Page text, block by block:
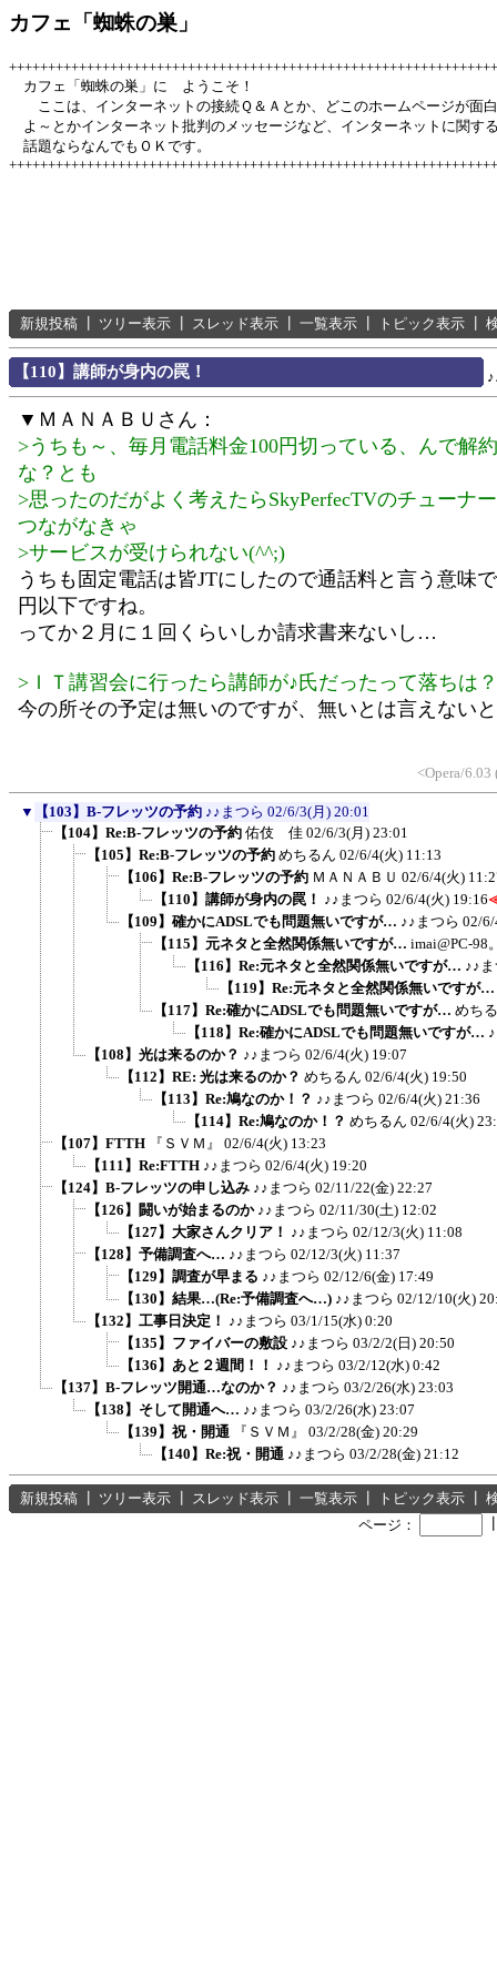
カフェ「蜘蛛の巣」
カフェ「蜘蛛の巣」に ようこそ！
ここは、インターネットの接続Ｑ＆Ａとか、どこのホームページが面
よ～とかインターネット批判のメッセージなど、インターネットに関す
話題ならなんでもＯＫです。
新規投稿 ツリー表示 スレッド表示 一覧表示 トピック表示
【110】講師が身内の罠！
▼ＭＡＮＡＢＵさん：
>うちも～、毎月電話料金100円切っている、んで解
な？とも
>思ったのだがよく考えたらSkyPerfecTVのチューナ
つながなきゃ
>サービスが受けられない(^^;)
うちも固定電話は皆JTにしたので通話料と言う意味
円以下ですね。
ってか２月に１回くらいしか請求書来ないし…
>ＩＴ講習会に行ったら講師が♪氏だったって落ちは？
今の所その予定は無いのですが、無いとは言えない
<Opera/
▼ 【103】B-フレッツの予約 ♪♪まつら 02/6/3(月) 20:01
【104】Re:B-フレッツの予約 佑伎 佳 02/6/3(月) 23:01
【105】Re:B-フレッツの予約 めちるん 02/6/4(火) 11:13
【106】Re:B-フレッツの予約 ＭＡＮＡＢＵ 02/6/4(火)
【110】講師が身内の罠！ ♪♪まつら 02/6/4(火) 19:16
【109】確かにADSLでも問題無いですが… ♪♪まつら 02/
【115】元ネタと全然関係無いですが… imai@PC-98
【116】Re:元ネタと全然関係無いですが… ♪♪
【119】Re:元ネタと全然関係無いですが…
【117】Re:確かにADSLでも問題無いですが… めち
【118】Re:確かにADSLでも問題無いですが…
【108】光は来るのか？ ♪♪まつら 02/6/4(火) 19:07
【112】RE: 光は来るのか？ めちるん 02/6/4(火) 19:50
【113】Re:鳩なのか！？ ♪♪まつら 02/6/4(火) 21:36
【114】Re:鳩なのか！？ めちるん 02/6/4(火)
【107】FTTH
『ＳＶＭ』 02/6/4(火) 13:23
【111】Re:FTTH ♪♪まつら 02/6/4(火) 19:20
【124】B-フレッツの申し込み ♪♪まつら 02/11/22(金) 22:27
【126】闘いが始まるのか ♪♪まつら 02/11/30(土) 12:02
【127】大家さんクリア！ ♪♪まつら 02/12/3(火) 11:08
【128】予備調査へ… ♪♪まつら 02/12/3(火) 11:37
【129】調査が早まる ♪♪まつら 02/12/6(金) 17:49
【130】結果…(Re:予備調査へ…) ♪♪まつら 02/12/10(火)
【132】工事日決定！ ♪♪まつら 03/1/15(水) 0:20
【135】ファイバーの敷設 ♪♪まつら 03/2/2(日) 20:50
【136】あと２週間！！ ♪♪まつら 03/2/12(水) 0:42
【137】B-フレッツ開通…なのか？ ♪♪まつら 03/2/26(水) 23:03
【138】そして開通へ… ♪♪まつら 03/2/26(水) 23:07
【139】祝・開通
『ＳＶＭ』 03/2/28(金) 20:29
【140】Re:祝・開通 ♪♪まつら 03/2/28(金) 21:12
新規投稿 ツリー表示 スレッド表示 一覧表示 トピック表示
ページ：